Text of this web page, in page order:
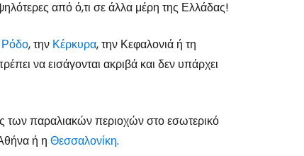
από ό,τι σε άλλα μέρη της Ελλάδας!
Ρόδο, την Κέρκυρα, την Κεφαλονιά ή τη
να εισάγονται ακριβά και δεν υπάρχει
των παραλιακών περιοχών στο εσωτερικό
ή η Θεσσαλονίκη.